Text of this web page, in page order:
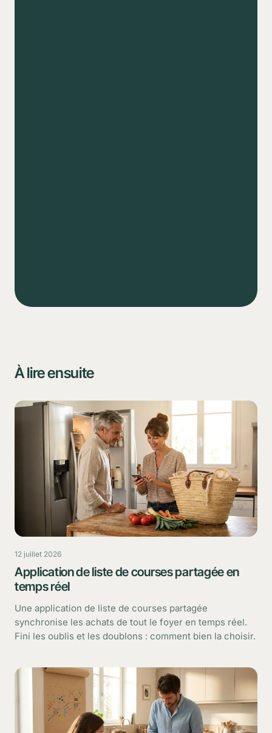
À lire ensuite
12 juillet 2026
Application de liste de courses partagée en
temps réel
Une application de liste de courses partagée
synchronise les achats de tout le foyer en temps réel.
Fini les oublis et les doublons : comment bien la choisir.